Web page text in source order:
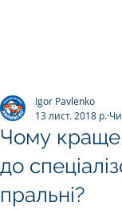
Чому краще
до
пральні?
Igor Pavlenko
13 лист. 2018 р.